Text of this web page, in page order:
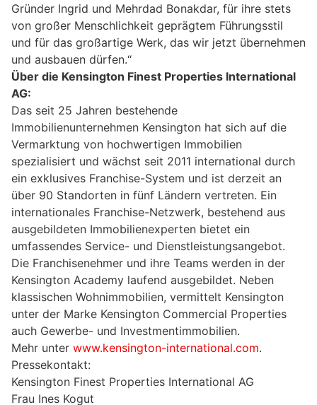
Gründer Ingrid und Mehrdad Bonakdar, für ihre stets
von großer Menschlichkeit geprägtem Führungsstil
und für das großartige Werk, das wir jetzt übernehmen
und ausbauen dürfen.“
Über die Kensington Finest Properties International
AG:
Das seit 25 Jahren bestehende
Immobilienunternehmen Kensington hat sich auf die
Vermarktung von hochwertigen Immobilien
spezialisiert und wächst seit 2011 international durch
ein exklusives Franchise-System und ist derzeit an
über 90 Standorten in fünf Ländern vertreten. Ein
internationales Franchise-Netzwerk, bestehend aus
ausgebildeten Immobilienexperten bietet ein
umfassendes Service- und Dienstleistungsangebot.
Die Franchisenehmer und ihre Teams werden in der
Kensington Academy laufend ausgebildet. Neben
klassischen Wohnimmobilien, vermittelt Kensington
unter der Marke Kensington Commercial Properties
auch Gewerbe- und Investmentimmobilien.
Mehr unter www.kensington-international.com.
Pressekontakt:
Kensington Finest Properties International AG
Frau Ines Kogut